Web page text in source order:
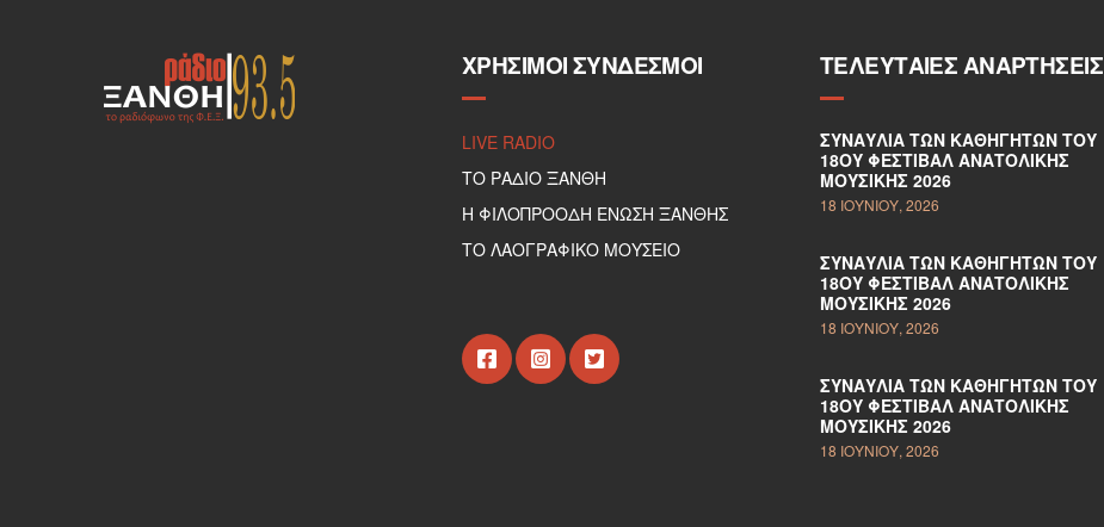
ΧΡΉΣΙΜΟΙ ΣΎΝΔΕΣΜΟΙ
LIVE RADIO
ΤΟ ΡΑΔΙΟ ΞΑΝΘΗ
Η ΦΙΛΟΠΡΟΟΔΗ ΕΝΩΣΗ ΞΑΝΘΗΣ
ΤΟ ΛΑΟΓΡΑΦΙΚΟ ΜΟΥΣΕΙΟ
ΤΕΛΕΥΤΑΊΕΣ ΑΝΑΡΤΉΣΕΙΣ
ΣΥΝΑΥΛΊΑ ΤΩΝ ΚΑΘΗΓΗΤΏΝ ΤΟΥ
18ΟΥ ΦΕΣΤΙΒΆΛ ΑΝΑΤΟΛΙΚΉΣ
ΜΟΥΣΙΚΉΣ 2026
18 ΙΟΥΝΊΟΥ, 2026
ΣΥΝΑΥΛΊΑ ΤΩΝ ΚΑΘΗΓΗΤΏΝ ΤΟΥ
18ΟΥ ΦΕΣΤΙΒΆΛ ΑΝΑΤΟΛΙΚΉΣ
ΜΟΥΣΙΚΉΣ 2026
18 ΙΟΥΝΊΟΥ, 2026
ΣΥΝΑΥΛΊΑ ΤΩΝ ΚΑΘΗΓΗΤΏΝ ΤΟΥ
18ΟΥ ΦΕΣΤΙΒΆΛ ΑΝΑΤΟΛΙΚΉΣ
ΜΟΥΣΙΚΉΣ 2026
18 ΙΟΥΝΊΟΥ, 2026